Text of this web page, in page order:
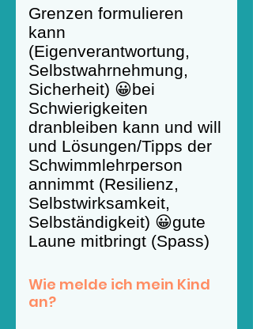
Grenzen formulieren
kann
(Eigenverantwortung,
Selbstwahrnehmung,
Sicherheit) 😀bei
Schwierigkeiten
dranbleiben kann und will
und Lösungen/Tipps der
Schwimmlehrperson
annimmt (Resilienz,
Selbstwirksamkeit,
Selbständigkeit) 😀gute
Laune mitbringt (Spass)
Wie melde ich mein Kind
an?